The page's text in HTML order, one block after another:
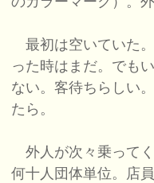
最初は空いていた
った時はまだ。でも
ない。客待ちらしい
たら。
外人が次々乗ってく
何十人団体単位。店